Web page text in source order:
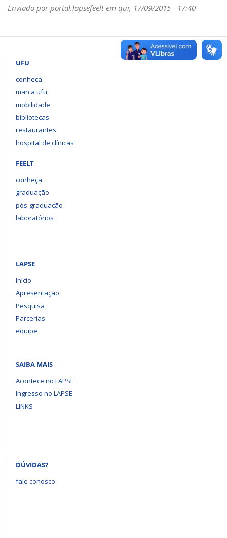
Enviado porportal.lapsefeeltem qui, 17/09/2015 - 17:40
UFU
conheça
marca ufu
mobilidade
bibliotecas
restaurantes
hospital de clínicas
FEELT
conheça
graduação
pós-graduação
laboratórios
LAPSE
Início
Apresentação
Pesquisa
Parcerias
equipe
SAIBA MAIS
Acontece no LAPSE
Ingresso no LAPSE
LINKS
DÚVIDAS?
fale conosco